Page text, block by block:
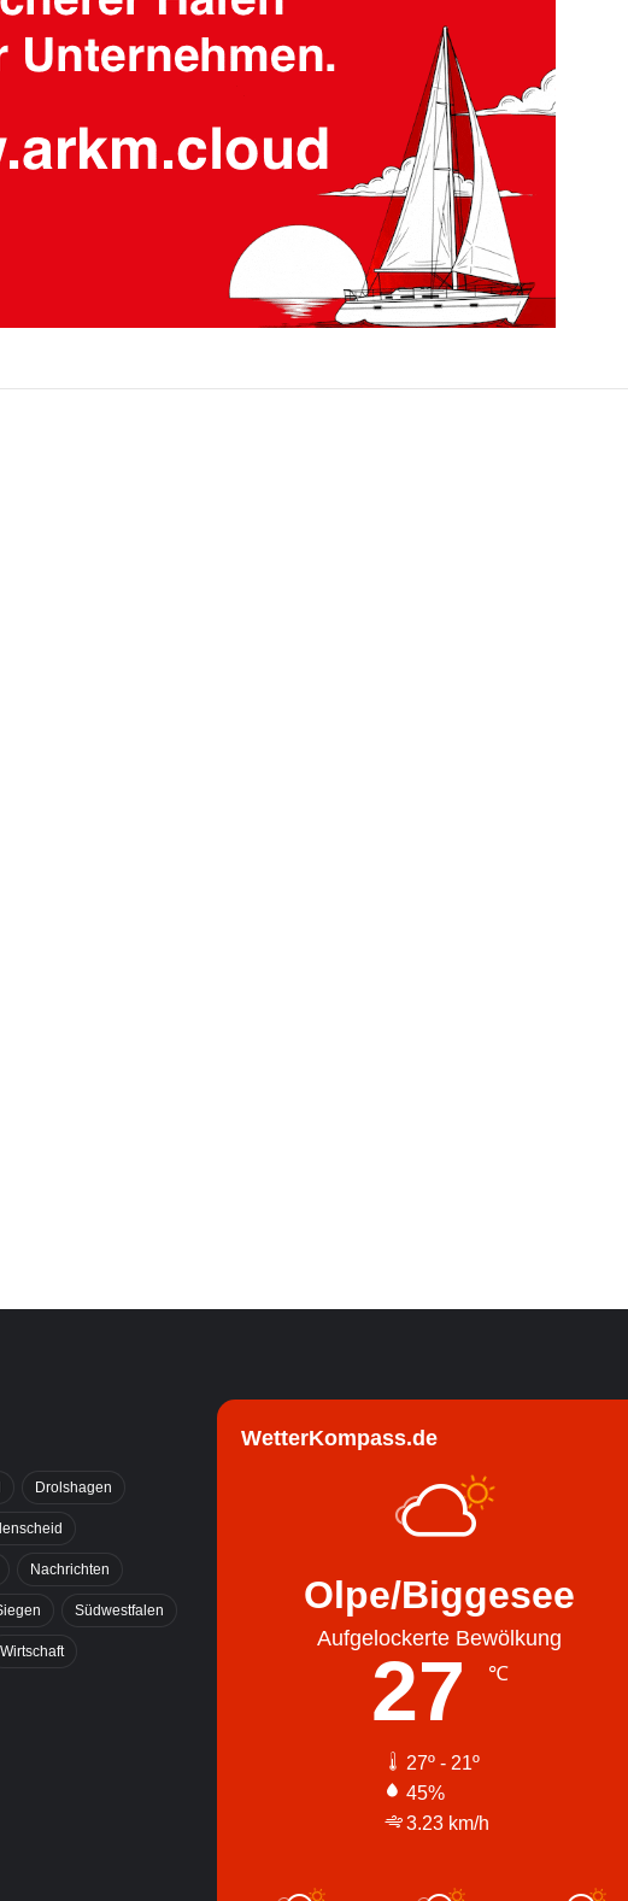
Drolshagen
Nachrichten
Südwestfalen
Wirtschaft
WetterKompass.de
Olpe/Biggesee
Aufgelockerte Bewölkung
27 ℃
27º - 21º
45%
3.23 km/h